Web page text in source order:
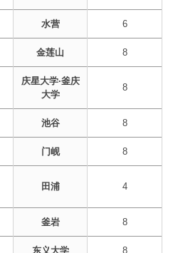
水营 6
金莲山 8
庆星大学·釜庆
大学
8
池谷 8
门岘 8
田浦 4
釜岩 8
东义大学 8